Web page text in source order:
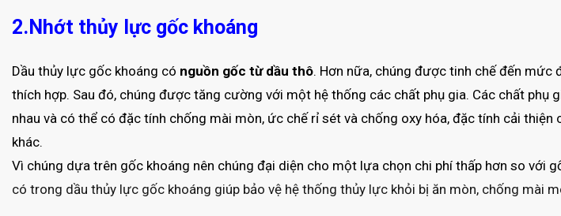
2.Nhớt thủy lực gốc khoáng
Dầu thủy lực gốc khoáng có nguồn gốc từ dầu thô. Hơn nữa, chúng được tinh chế đến
thích hợp. Sau đó, chúng được tăng cường với một hệ thống các chất phụ gia. Các chất phụ
nhau và có thể có đặc tính chống mài mòn, ức chế rỉ sét và chống oxy hóa, đặc tính cải thiện
khác.
Vì chúng dựa trên gốc khoáng nên chúng đại diện cho một lựa chọn chi phí thấp hơn so với
có trong dầu thủy lực gốc khoáng giúp bảo vệ hệ thống thủy lực khỏi bị ăn mòn, chống mài